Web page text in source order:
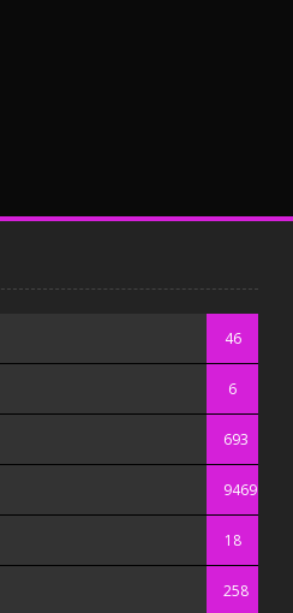
46
6
693
9469
18
258